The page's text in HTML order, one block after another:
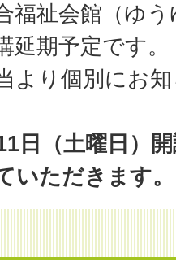
福祉会館（ゆ
期予定です。
より個別にお
日（土曜日）
いただきます